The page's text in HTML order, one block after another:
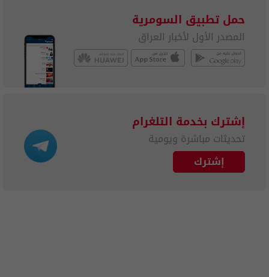
حمل تطبيق السومرية
المصدر الأول لأخبار العراق
إشترك بخدمة التلغرام
تحديثات مباشرة ويومية
إشترك